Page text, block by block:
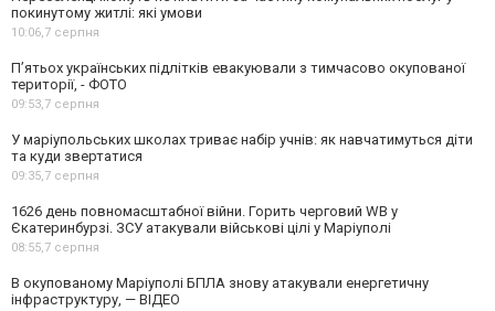
покинутому житлі: які умови
10:06,7 серпня
П’ятьох українських підлітків евакуювали з тимчасово окупованої
території, - ФОТО
09:53,7 серпня
У маріупольських школах триває набір учнів: як навчатимуться діти
та куди звертатися
09:35,7 серпня
1626 день повномасштабної війни. Горить черговий WB у
Єкатеринбурзі. ЗСУ атакували військові цілі у Маріуполі
08:55,7 серпня
В окупованому Маріуполі БПЛА знову атакували енергетичну
інфраструктуру, — ВІДЕО